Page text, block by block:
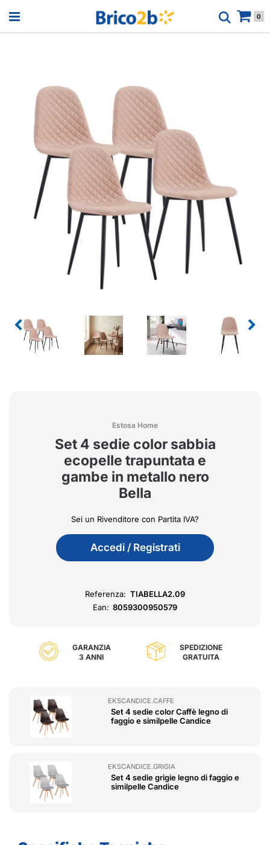
Open menu 0
Estosa Home
Set 4 sedie color sabbia
ecopelle trapuntata e
gambe in metallo nero
Bella
Sei un Rivenditore con Partita IVA?
Accedi / Registrati
Referenza: TIABELLA2.09
Ean: 8059300950579
GARANZIA
3 ANNI
SPEDIZIONE
GRATUITA
EKSCANDICE.CAFFE
Set 4 sedie color Caffè legno di
faggio e similpelle Candice
EKSCANDICE.GRIGIA
Set 4 sedie grigie legno di faggio e
similpelle Candice